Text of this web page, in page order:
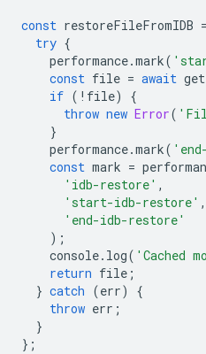
const restoreFileFromIDB =
try {
performance.mark(
const file = await get
if ( ! file)
{
throw new Error(
}
performance.mark(
const mark =
'idb-restore' ,
'start-idb-restore' ,
'end-idb-restore'
);
console. log( 'Cached
return file ;
} catch (err)
{
throw err ;
}
};